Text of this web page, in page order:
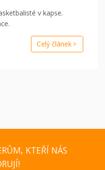
v kapse.
Celý článek
KTEŘÍ NÁS